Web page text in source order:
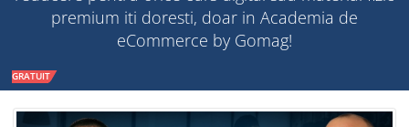
premium iti doresti, doar in Academia de
eCommerce by Gomag!
GRATUIT